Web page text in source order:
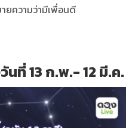
ยความว่ามีเพื่อนดี
นที่ 13 ก.พ.- 12 มี.ค.